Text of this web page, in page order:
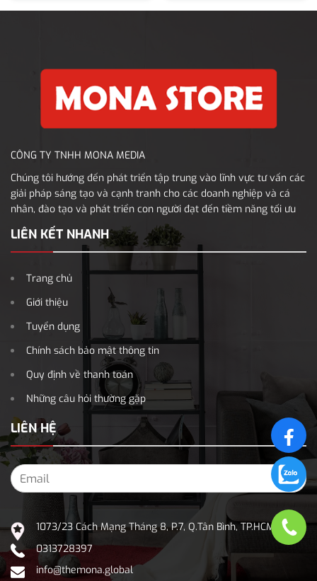
CÔNG TY TNHH MONA MEDIA
Chúng tôi hướng đến phát triển tập trung vào lĩnh vực tư vấn các
giải pháp sáng tạo và cạnh tranh cho các doanh nghiệp và cá
nhân, đào tạo và phát triển con người đạt đến tiềm năng tối ưu
LIÊN KẾT NHANH
Trang chủ
Giới thiệu
Tuyển dụng
Chính sách bảo mật thông tin
Quy định về thanh toán
Những câu hỏi thường gặp
LIÊN HỆ
1073/23 Cách Mạng Tháng 8, P.7, Q.Tân Bình, TP.HCM
0313728397
info@themona.global